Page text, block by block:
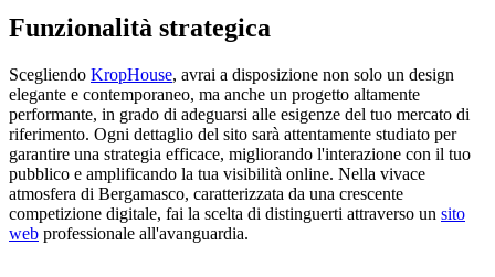
Funzionalità strategica
Scegliendo KropHouse, avrai a disposizione non solo un design
elegante e contemporaneo, ma anche un progetto altamente
performante, in grado di adeguarsi alle esigenze del tuo mercato di
riferimento. Ogni dettaglio del sito sarà attentamente studiato per
garantire una strategia efficace, migliorando l'interazione con il tuo
pubblico e amplificando la tua visibilità online. Nella vivace
atmosfera di Bergamasco, caratterizzata da una crescente
competizione digitale, fai la scelta di distinguerti attraverso un sito
web professionale all'avanguardia.